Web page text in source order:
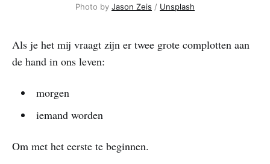
Photo by Jason Zeis / Unsplash
Als je het mij vraagt zijn er twee grote complotten aan
de hand in ons leven:
morgen
iemand worden
Om met het eerste te beginnen.